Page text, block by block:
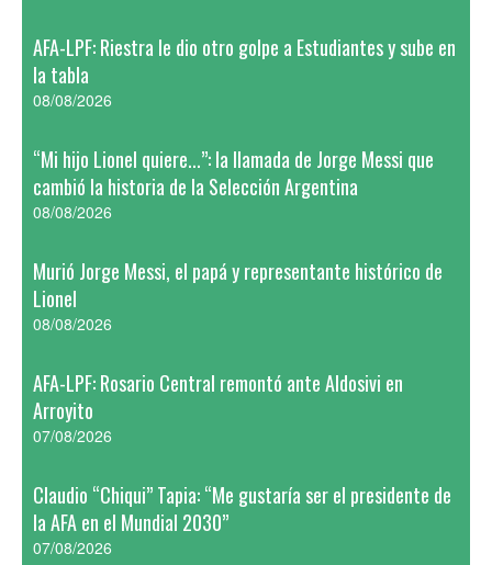
AFA-LPF: Riestra le dio otro golpe a Estudiantes y sube en
la tabla
08/08/2026
“Mi hijo Lionel quiere...”: la llamada de Jorge Messi que
cambió la historia de la Selección Argentina
08/08/2026
Murió Jorge Messi, el papá y representante histórico de
Lionel
08/08/2026
AFA-LPF: Rosario Central remontó ante Aldosivi en
Arroyito
07/08/2026
Claudio “Chiqui” Tapia: “Me gustaría ser el presidente de
la AFA en el Mundial 2030”
07/08/2026